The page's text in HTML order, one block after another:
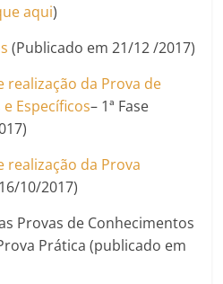
aqui)
(Publicado em 21/12 /2017)
realização da Prova de
Específicos– 1ª Fase
realização da Prova
10/2017)
Provas de Conhecimentos
Prática (publicado em